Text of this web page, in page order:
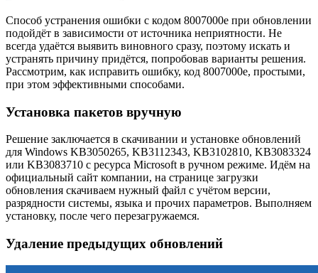
Способ устранения ошибки с кодом 8007000e при обновлении
подойдёт в зависимости от источника неприятности. Не
всегда удаётся выявить виновного сразу, поэтому искать и
устранять причину придётся, попробовав варианты решения.
Рассмотрим, как исправить ошибку, код 8007000e, простыми,
при этом эффективными способами.
Установка пакетов вручную
Решение заключается в скачивании и установке обновлений
для Windows KB3050265, KB3112343, KB3102810, KB3083324
или KB3083710 с ресурса Microsoft в ручном режиме. Идём на
официальный сайт компании, на странице загрузки
обновления скачиваем нужный файл с учётом версии,
разрядности системы, языка и прочих параметров. Выполняем
установку, после чего перезагружаемся.
Удаление предыдущих обновлений